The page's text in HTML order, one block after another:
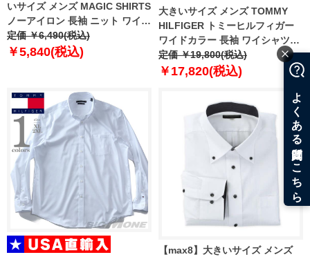
いサイズ メンズ MAGIC SHIRTS
ノーアイロン 長袖 ニット ワイシ
ャツ ボタンダウン 吸水速乾 スト
レッチ 日本製生地使用 ewma99-
定価 ￥6,490(税込)
￥5,840(税込)
大きいサイズ メンズ TOMMY
HILFIGER トミーヒルフィガー
ワイドカラー 長袖 ワイシャツ
USA直輸入 24n1981
定価 ￥19,800(税込)
￥17,820(税込)
【max8】大きいサイズ メンズ